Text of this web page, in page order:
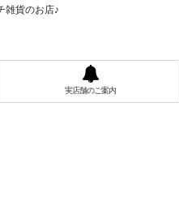
雑貨のお店♪
実店舗のご案内